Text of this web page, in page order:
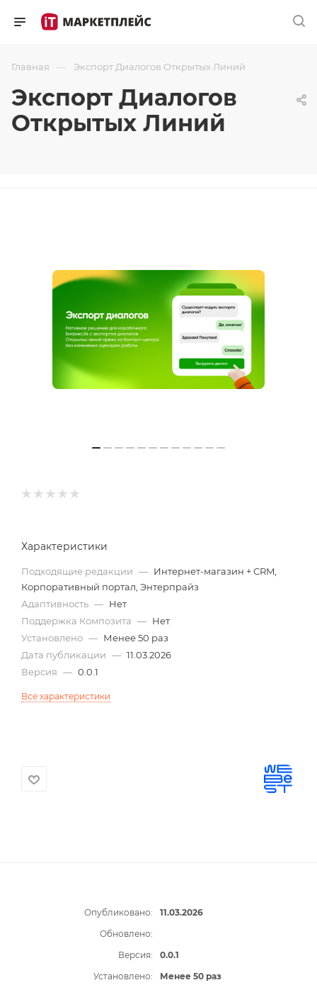
Главная — Экспорт Диалогов Открытых Линий
Экспорт Диалогов
Открытых Линий
Характеристики
Подходящие редакции — Интернет-магазин + CRM,
Корпоративный портал, Энтерпрайз
Адаптивность — Нет
Поддержка Композита — Нет
Установлено — Менее 50 раз
Дата публикации — 11.03.2026
Версия — 0.0.1
Все характеристики
Опубликовано:
11.03.2026
Обновлено:
Версия:
0.0.1
Установлено:
Менее 50 раз